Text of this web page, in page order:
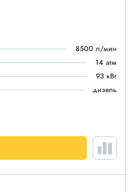
8500 л/мин
14 атм
93 кВт
дизель